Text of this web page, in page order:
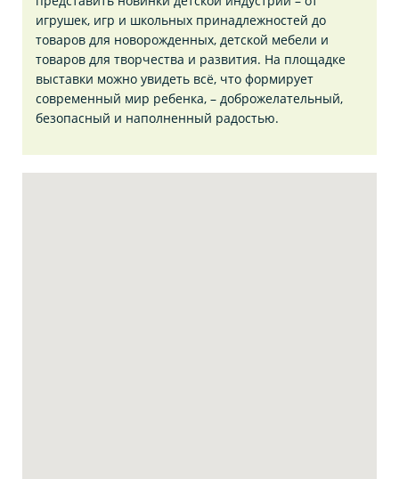
игрушек, игр и школьных принадлежностей до
товаров для новорожденных, детской мебели и
товаров для творчества и развития. На площадке
выставки можно увидеть всё, что формирует
современный мир ребенка, – доброжелательный,
безопасный и наполненный радостью.